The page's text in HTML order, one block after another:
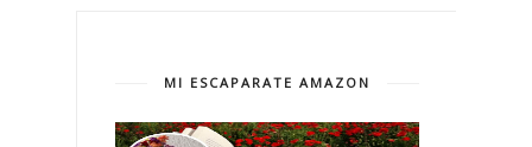
MI ESCAPARATE AMAZON